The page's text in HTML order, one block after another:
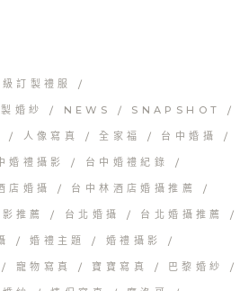
訂製禮服
婚紗 NEWS SNAPSHOT
人像寫真 全家福 台中婚攝
婚禮攝影 台中婚禮紀錄
店婚攝 台中林酒店婚攝推薦
推薦 台北婚攝 台北婚攝推薦
婚禮主題 婚禮攝影
寵物寫真 寶寶寫真 巴黎婚紗